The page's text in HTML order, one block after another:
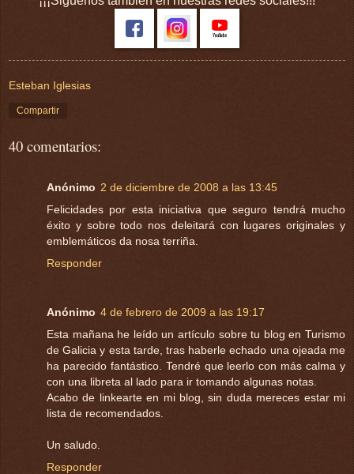
Esteban Iglesias
Compartir
40 comentarios:
Anónimo 2 de diciembre de 2008 a las 13:45
Felicidades por esta iniciativa que seguro tendrá mucho
éxito y sobre todo nos deleitará con lugares originales y
emblemáticos da nosa terriña.
Responder
Anónimo 4 de febrero de 2009 a las 19:17
Esta mañana he leído un artículo sobre tu blog en Turismo
de Galicia y esta tarde, tras haberle echado una ojeada me
ha parecido fantástico. Tendré que leerlo con más calma y
con una libreta al lado para ir tomando algunas notas.
Acabo de linkearte en mi blog, sin duda mereces estar mi
lista de recomendados.
Un saludo.
Responder